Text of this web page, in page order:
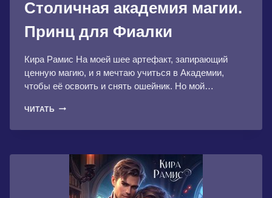
Столичная академия магии.
Принц для Фиалки
Кира Рамис На моей шее артефакт, запирающий
ценную магию, и я мечтаю учиться в Академии,
чтобы её освоить и снять ошейник. Но мой…
ЧИТАТЬ СТОЛИЧНАЯ
МАГИИ.
ФИАЛКИ